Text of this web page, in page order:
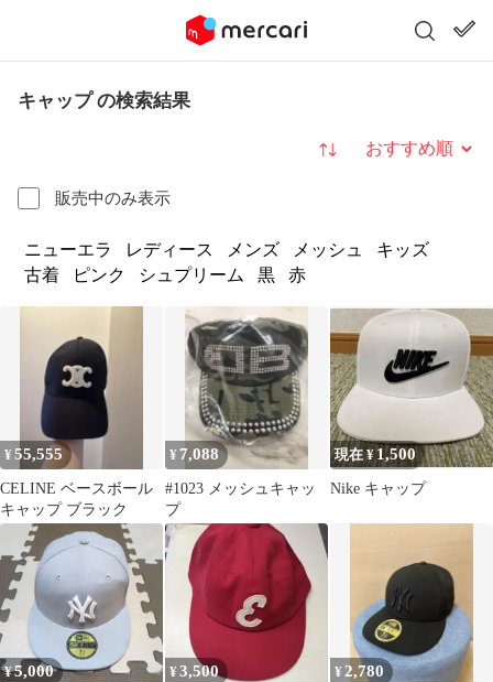
キャップ の検索結果
販売中のみ表示
並び替え
ニューエラ レディース メンズ メッシュ
キッズ
古着
ピンク シュプリーム 黒 赤
¥55,555
CELINE ベースボール
キャップ ブラック
¥ 7,088
#1023 メッシュキャッ
プ
現在 ¥1,500
Nike キャップ
¥5,000 ¥3,500 ¥ 2,780